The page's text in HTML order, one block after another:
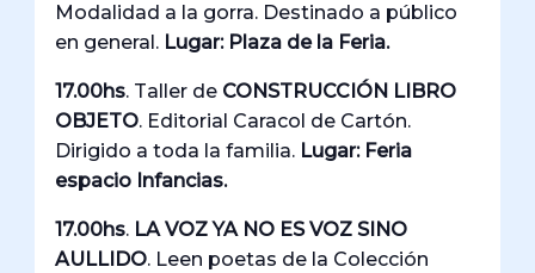
Modalidad a la gorra. Destinado a público
en general. Lugar: Plaza de la Feria.
17.00hs. Taller de CONSTRUCCIÓN LIBRO
OBJETO. Editorial Caracol de Cartón.
Dirigido a toda la familia. Lugar: Feria
espacio Infancias.
17.00hs. LA VOZ YA NO ES VOZ SINO
AULLIDO. Leen poetas de la Colección